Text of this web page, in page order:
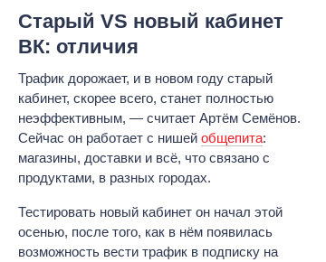
Старый VS новый кабинет
ВК: отличия
Трафик дорожает, и в новом году старый
кабинет, скорее всего, станет полностью
неэффективным, — считает Артём Семёнов.
Сейчас он работает с нишей общепита:
магазины, доставки и всё, что связано с
продуктами, в разных городах.
Тестировать новый кабинет он начал этой
осенью, после того, как в нём появилась
возможность вести трафик в подписку на